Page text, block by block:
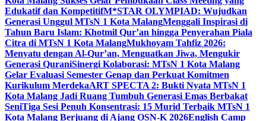
Edukatif dan KompetitifM*STAR OLYMPIAD: Wujudkan
Generasi Unggul MTsN 1 Kota MalangMenggali Inspirasi di
Tahun Baru Islam: Khotmil Qur’an hingga Penyerahan Piala
Citra di MTsN 1 Kota MalangMukhoyam Tahfiz 2026:
Menyatu dengan Al-Qur’an, Menguatkan Jiwa, Mengukir
Generasi QuraniSinergi Kolaborasi: MTsN 1 Kota Malang
Gelar Evaluasi Semester Genap dan Perkuat Komitmen
Kurikulum MerdekaART SPECTA 2: Bukti Nyata MTsN 1
Kota Malang Jadi Ruang Tumbuh Generasi Emas Berbakat
SeniTiga Sesi Penuh Konsentrasi: 15 Murid Terbaik MTsN 1
Kota Malang Berjuang di Ajang OSN-K 2026English Camp